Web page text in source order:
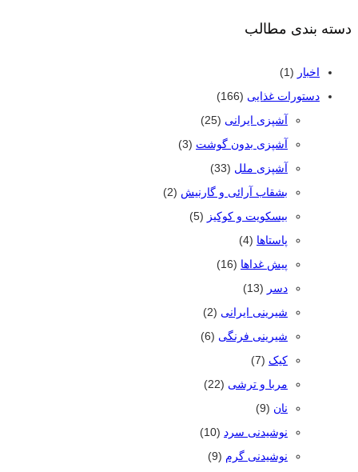
دسته بندی مطالب
اخبار (1)
دستورات غذایی (166)
آشپزی ایرانی (25)
آشپزی بدون گوشت (3)
آشپزی ملل (33)
بشقاب آرائی و گارنیش (2)
بیسکویت و کوکیز (5)
پاستاها (4)
پیش غداها (16)
دسر (13)
شیرینی ایرانی (2)
شیرینی فرنگی (6)
کیک (7)
مربا و ترشی (22)
نان (9)
نوشیدنی سرد (10)
نوشیدنی گرم (9)